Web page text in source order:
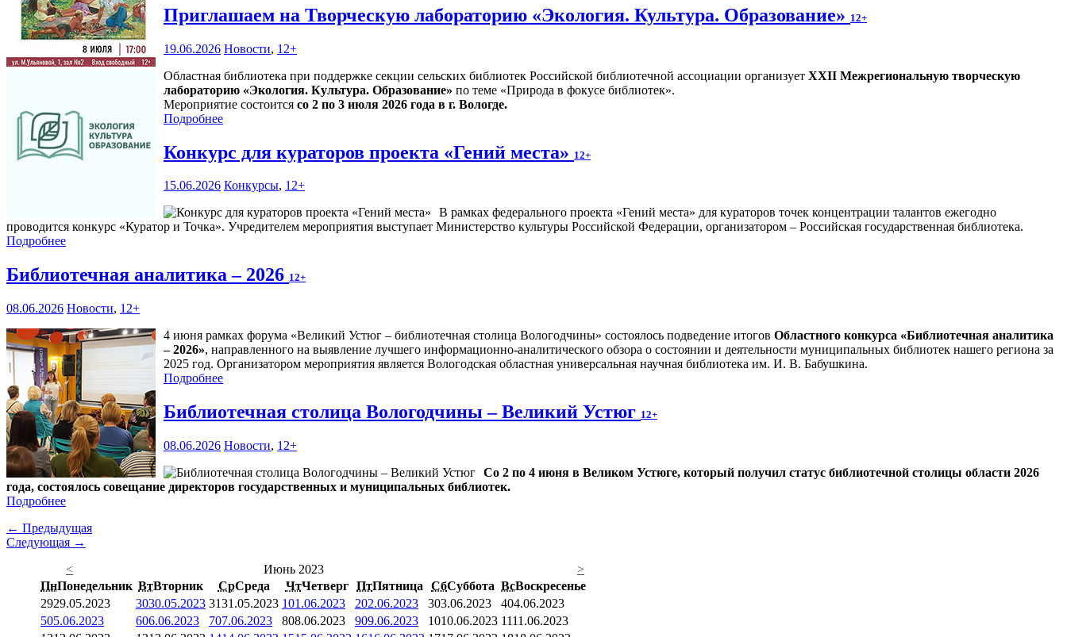
Приглашаем на Творческую лабораторию «Экология. Культура. Образование» 12+
19.06.2026 Новости, 12+
Областная библиотека при поддержке секции сельских библиотек Российской библиотечной ассоциации организует XXII Межрегиональную творческую
лабораторию «Экология. Культура. Образование» по теме «Природа в фокусе библиотек».
Мероприятие состоится со 2 по 3 июля 2026 года в г. Вологде.
Подробнее
Конкурс для кураторов проекта «Гений места» 12+
15.06.2026 Конкурсы, 12+
В рамках федерального проекта «Гений места» для кураторов точек концентрации талантов ежегодно
проводится конкурс «Куратор и Точка». Учредителем мероприятия выступает Министерство культуры Российской Федерации, организатором – Российская государственная библиотека.
Подробнее
Библиотечная аналитика – 2026 12+
08.06.2026 Новости, 12+
4 июня рамках форума «Великий Устюг – библиотечная столица Вологодчины» состоялось подведение итогов Областного конкурса «Библиотечная аналитика
– 2026», направленного на выявление лучшего информационно-аналитического обзора о состоянии и деятельности муниципальных библиотек нашего региона за
2025 год. Организатором мероприятия является Вологодская областная универсальная научная библиотека им. И. В. Бабушкина.
Подробнее
Библиотечная столица Вологодчины – Великий Устюг 12+
08.06.2026 Новости, 12+
Со 2 по 4 июня в Великом Устюге, который получил статус библиотечной столицы области 2026
года, состоялось совещание директоров государственных и муниципальных библиотек.
Подробнее
← Предыдущая
Следующая →
<
Июнь 2023
>
ПнПонедельник ВтВторник СрСреда ЧтЧетверг ПтПятница СбСуббота ВсВоскресенье
2929.05.2023 3030.05.2023 3131.05.2023 101.06.2023 202.06.2023 303.06.2023 404.06.2023
505.06.2023 606.06.2023 707.06.2023 808.06.2023 909.06.2023 1010.06.2023 1111.06.2023